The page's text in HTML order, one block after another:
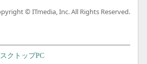
© ITmedia, Inc. All Rights Reserved.
クトップPC